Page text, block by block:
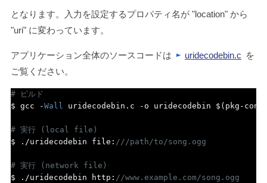
となります。入力を設定するプロパティ名が "location"から
"uri"に変わっています。
アプリケーション全体のソースコードは uridecodebin.c を
ご覧ください。
# ビルド
$ gcc
-Wall uridecodebin . c - o uridecodebin $ ( pkg -
# 実行 (local file)
$
./uridecodebin file : ///path/to/song.ogg
# 実行 (network file)
$
./uridecodebin http : //www.example.com/song.ogg